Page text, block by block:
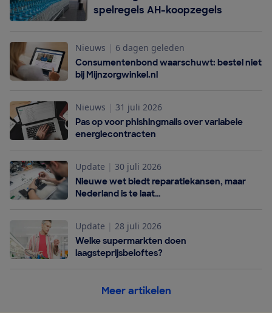
spelregels AH-koopzegels
Nieuws 6 dagen geleden
Consumentenbond waarschuwt: bestel niet
bij Mijnzorgwinkel.nl
Nieuws 31 juli 2026
Pas op voor phishingmails over variabele
energiecontracten
Update 30 juli 2026
Nieuwe wet biedt reparatiekansen, maar
Nederland is te laat…
Update 28 juli 2026
Welke supermarkten doen
laagsteprijsbeloftes?
Meer artikelen